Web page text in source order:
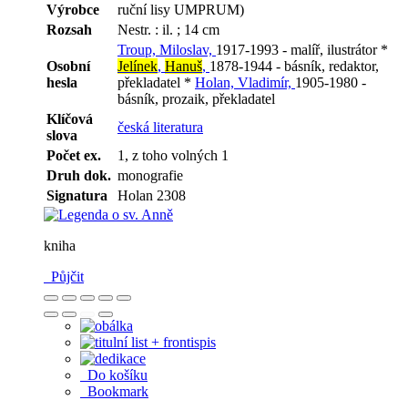
Výrobce
ruční lisy UMPRUM)
Rozsah
Nestr. : il. ; 14 cm
Osobní
hesla
Troup, Miloslav, 1917-1993 - malíř, ilustrátor *
Jelínek, Hanuš, 1878-1944 - básník, redaktor,
překladatel * Holan, Vladimír, 1905-1980 -
básník, prozaik, překladatel
Klíčová
slova
česká literatura
Počet ex.
1, z toho volných 1
Druh dok. monografie
Signatura
Holan 2308
kniha
Půjčit
Do košíku
Bookmark